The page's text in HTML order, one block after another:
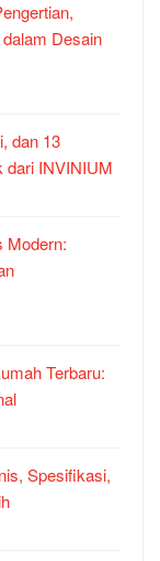
Desain
dan 13
dari INVINIUM
Modern:
Terbaru:
Spesifikasi,